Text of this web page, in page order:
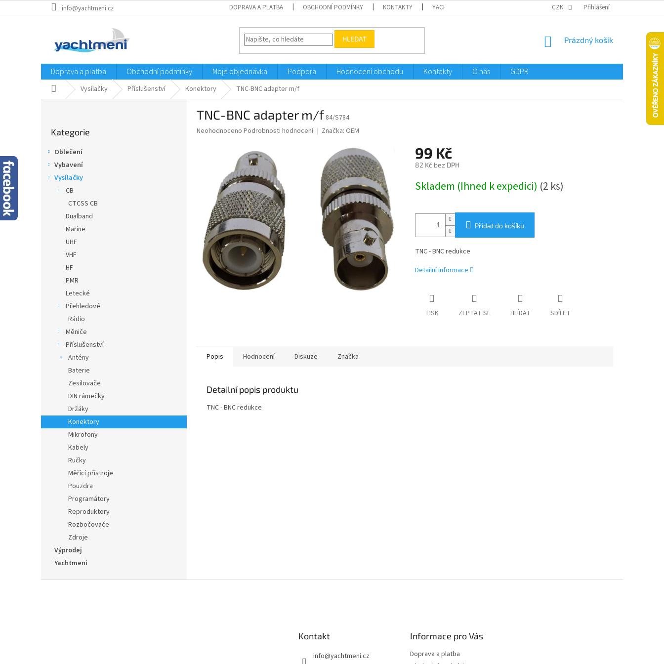
na
info@yachtmeni.cz DOPRAVA A PLATBA OBCHODNÍ PODMÍNKY KONTAKTY YACHTMENI CZK Přihlášení
HLEDAT
NÁKUPNÍ
Prázdný košík
Doprava a platba Obchodní podmínky Moje objednávka Podpora Hodnocení obchodu Kontakty O nás GDPR
Domů Vysílačky Příslušenství Konektory TNC-BNC adapter m/f
kategorie
Kategorie
Oblečení
Vybavení
Vysílačky
CB
CTCSS CB
Dualband
Marine
UHF
VHF
HF
PMR
Letecké
Přehledové
Rádio
Měniče
Příslušenství
Antény
Baterie
Zesilovače
DIN rámečky
Držáky
Konektory
Mikrofony
Kabely
Ručky
Měřící přístroje
Pouzdra
Programátory
Reproduktory
Rozbočovače
Zdroje
Výprodej
Yachtmeni
TNC-BNC adapter m/f 84/S784
Průměrné
hvězdiček.
Neohodnoceno Podrobnosti hodnocení Značka: OEM
99 Kč
82 Kč bez DPH
cena:
Skladem (Ihned k expedici) (2 ks)
Přidat do košíku
TNC - BNC redukce
Detailní informace
TISK ZEPTAT SE HLÍDAT SDÍLET
Popis Hodnocení Diskuze Značka
Detailní popis produktu
TNC - BNC redukce
Kontakt
info@yachtmeni.cz
Informace pro Vás
Doprava a platba